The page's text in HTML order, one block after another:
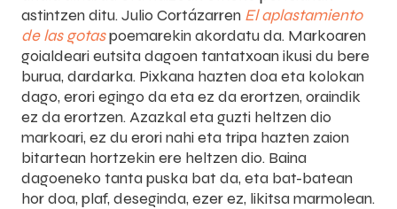
astintzen ditu. Julio Cortázarren El aplastamiento
de las gotaspoemarekin akordatu da. Markoaren
goialdeari eutsita dagoen tantatxoan ikusi du bere
burua, dardarka. Pixkana hazten doa eta kolokan
dago, erori egingo da eta ez da erortzen, oraindik
ez da erortzen. Azazkal eta guzti heltzen dio
markoari, ez du erori nahi eta tripa hazten zaion
bitartean hortzekin ere heltzen dio. Baina
dagoeneko tanta puska bat da, eta bat-batean
hor doa, plaf, deseginda, ezer ez, likitsa marmolean.